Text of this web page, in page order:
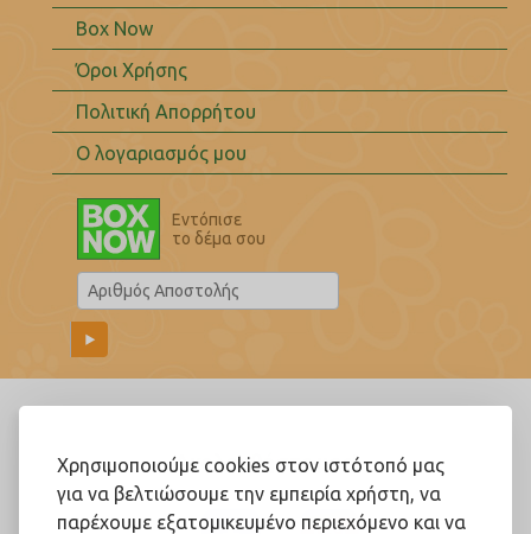
Χρησιμοποιούμε cookies στον ιστότοπό μας
για να βελτιώσουμε την εμπειρία χρήστη, να
παρέχουμε εξατομικευμένο περιεχόμενο και να
Box Now
Όροι Χρήσης
Πολιτική Απορρήτου
Ο λογαριασμός μου
Εντόπισε
το δέμα σου
Ακολουθήστε μας!